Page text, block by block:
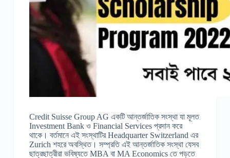
Credit Suisse Group AG একটি আন্তর্জাতিক সংস্থা যা মূলত
Investment Bank ও Financial Services প্রদান করে
থাকে। বর্তমানে এই সংস্থাটির Headquarter Switzerland এর
Zurich শহরে অবস্থিত। সম্প্রতি এই আন্তর্জাতিক সংস্থা যেসব
ছাত্রছাত্রীরা ভবিষ্যতে MBA বা MA Economics তে পড়তে